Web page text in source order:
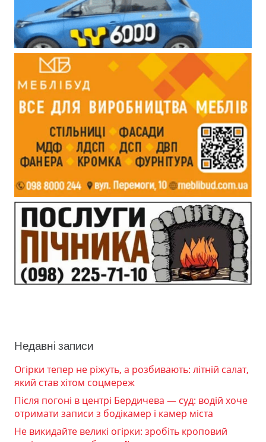
Недавні записи
Огірки тепер не ріжуть, а розбивають: літній салат,
який став хітом соцмереж
Після погоні в центрі Бердичева — суд: водій хоче
отримати записи з бодікамер і камер міста
Не викидайте великі огірки: зробіть кроповий